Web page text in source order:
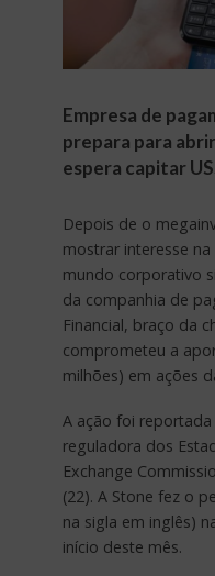
Empresa de
prepara para
espera capitar
Depois de o
mostrar interesse
mundo corporativo
da companhia de
Financial, braço da
comprometeu a
milhões) em ações
A ação foi
reguladora dos
Exchange
(22). A Stone fez o
na sigla em inglês)
início deste mês.